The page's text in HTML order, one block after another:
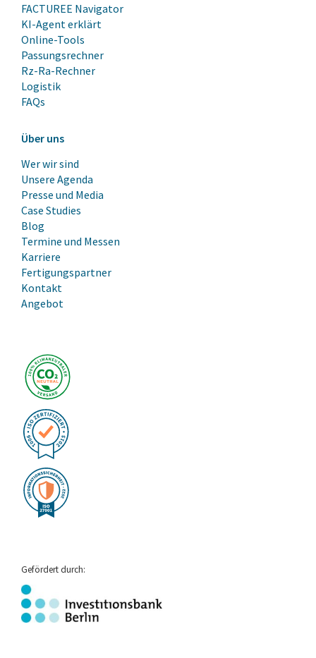
FACTUREE Navigator
KI-Agent erklärt
Online-Tools
Passungsrechner
Rz-Ra-Rechner
Logistik
FAQs
Über uns
Wer wir sind
Unsere Agenda
Presse und Media
Case Studies
Blog
Termine und Messen
Karriere
Fertigungspartner
Kontakt
Angebot
Gefördert durch: